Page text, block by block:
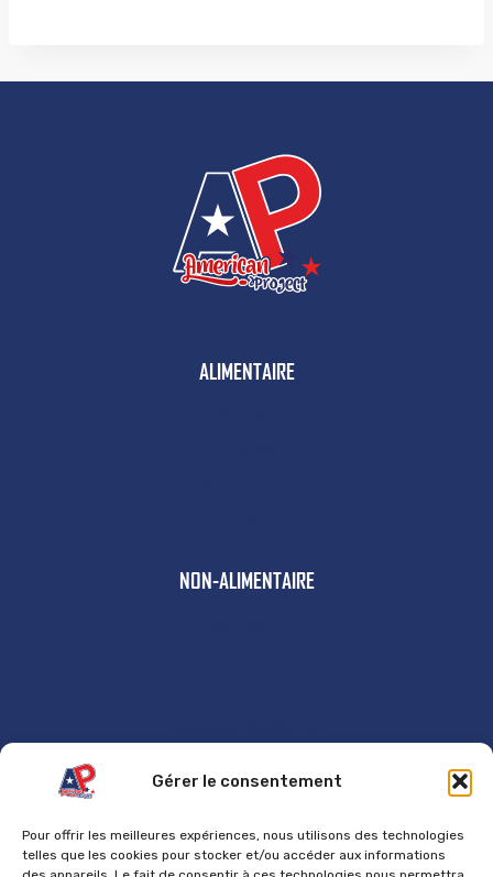
Gérer le consentement
Pour offrir les meilleures expériences, nous utilisons des technologies
telles que les cookies pour stocker et/ou accéder aux informations
ALIMENTAIRE
NON-ALIMENTAIRE
GÉNÉRAL
Contact